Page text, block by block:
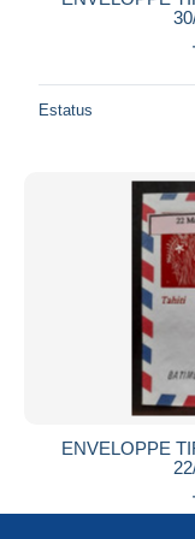
Estatus
ENVELOPPE